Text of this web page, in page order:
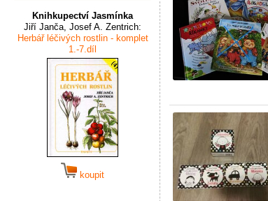
Knihkupectví Jasmínka
Jiří Janča, Josef A. Zentrich:
Herbář léčivých rostlin - komplet
1.-7.díl
koupit